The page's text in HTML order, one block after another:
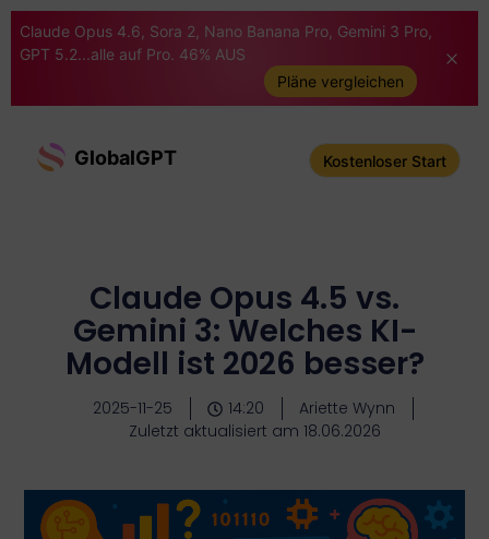
Claude Opus 4.6, Sora 2, Nano Banana Pro, Gemini 3 Pro,
GPT 5.2...alle auf Pro. 46% AUS
Pläne vergleichen
GlobalGPT Kostenloser Start
Claude Opus 4.5 vs.
Gemini 3: Welches KI-
Modell ist 2026 besser?
2025-11-25 14:20
Ariette Wynn
Zuletzt aktualisiert am 18.06.2026